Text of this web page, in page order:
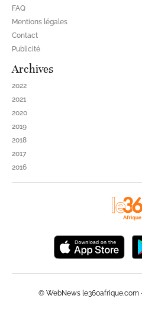
FAQ
Mentions légales
Contact
Publicité
Archives
2022
2021
2020
2019
2018
2017
2016
© WebNews le360afrique.com